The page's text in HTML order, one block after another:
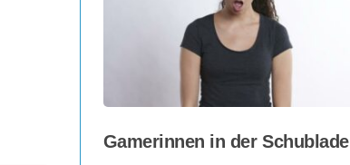
Gamerinnen in der Schublade